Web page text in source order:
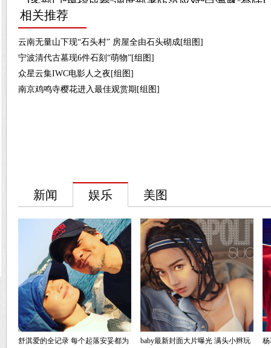
相关推荐
云南无量山下现“石头村” 房屋全由石头砌成[组图]
宁波清代古墓现6件石刻“萌物”[组图]
众星云集IWC电影人之夜[组图]
南京鸡鸣寺樱花进入最佳观赏期[组图]